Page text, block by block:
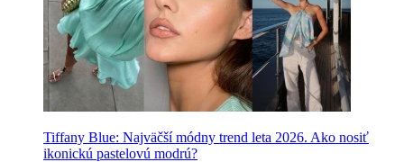
Tiffany Blue: Najväčší módny trend leta 2026. Ako nosiť
ikonickú pastelovú modrú?